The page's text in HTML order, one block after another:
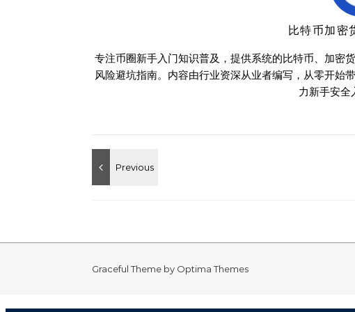
比特币加密
专注币圈新手入门知识普及，提供系统的比特币、加密
风险避坑指南。内容由行业资深从业者编写，从零开始
力新手安全
Graceful Theme by Optima Themes